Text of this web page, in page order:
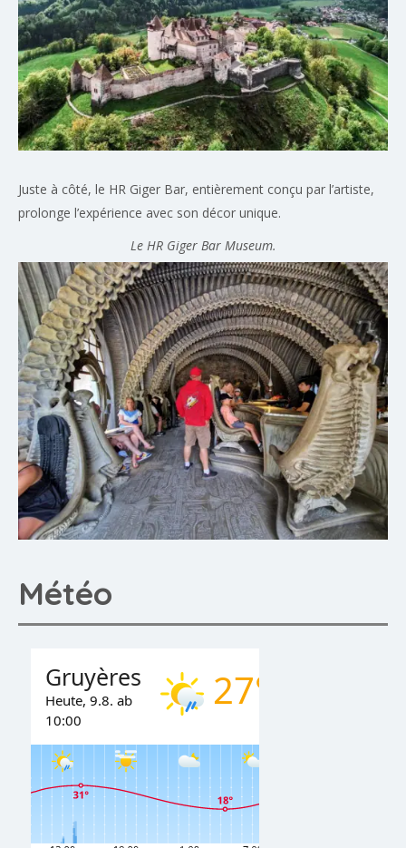
Juste à côté, le HR Giger Bar, entièrement conçu par l’artiste,
prolonge l’expérience avec son décor unique.
Le HR Giger Bar Museum.
Météo